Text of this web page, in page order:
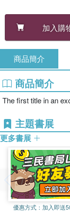
加入購
商品簡介
商品簡介
The first title in an
主題書展
更多書展
優惠方式： 加入即送